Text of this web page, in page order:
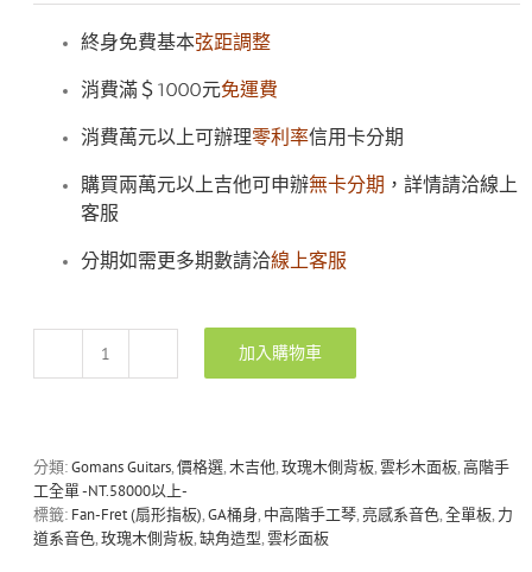
終身免費基本弦距調整
消費滿＄1000元免運費
消費萬元以上可辦理零利率信用卡分期
購買兩萬元以上吉他可申辦無卡分期 ，詳情請洽線上
客服
分期如需更多期數請洽線上客服
Gomans
雲
杉/
印
加入購物車
分類:Gomans Guitars,價格選,木吉他,玫瑰木側背板,雲杉木面板,高階手
工全單 -NT.58000以上-
標籤: Fan-Fret (扇形指板),GA桶身, 中高階手工琴,亮感系音色,全單板, 力
道系音色,玫瑰木側背板,缺角造型,雲杉面板